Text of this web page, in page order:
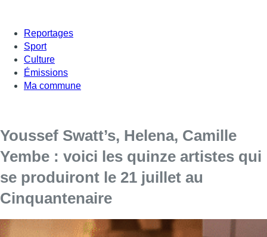
Reportages
Sport
Culture
Émissions
Ma commune
Youssef Swatt’s, Helena, Camille
Yembe : voici les quinze artistes qui
se produiront le 21 juillet au
Cinquantenaire